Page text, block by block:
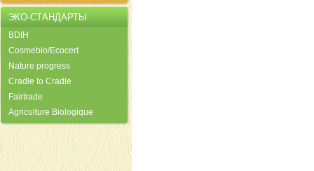
ЭКО-СТАНДАРТЫ
BDIH
Cosmebio/Ecocert
Nature progress
Cradle to Cradle
Fairtrade
Agriculture Biologique